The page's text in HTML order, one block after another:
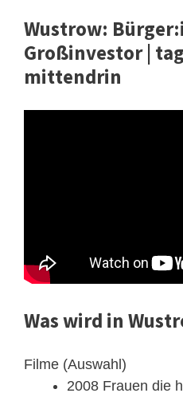
Wustrow:
Großinvestor |
mittendrin
Was wird in
Filme (Auswahl)
2008 Frauen die